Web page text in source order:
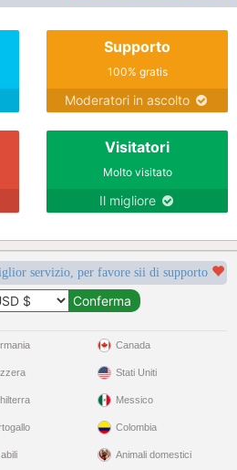
Supporto
100% gratis
Moderatori in ascolto
Visitatori
Molto visitato
Il migliore
servizio, per favore sii di supporto
Canada
Stati Uniti
Messico
Colombia
Animali domestici